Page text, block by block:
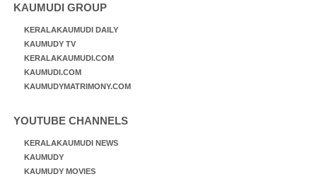
KAUMUDI GROUP
KERALAKAUMUDI DAILY
KAUMUDY TV
KERALAKAUMUDI.COM
KAUMUDI.COM
KAUMUDYMATRIMONY.COM
YOUTUBE CHANNELS
KERALAKAUMUDI NEWS
KAUMUDY
KAUMUDY MOVIES